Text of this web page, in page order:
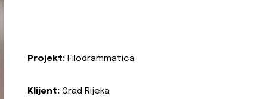
Projekt: Filodrammatica
Klijent: Grad Rijeka